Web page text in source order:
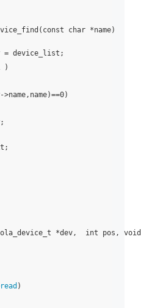
char *name)
device_list;
)
*dev,  int pos,
read )